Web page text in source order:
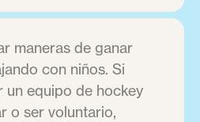
maneras de ganar
con niños. Si
un equipo de hockey
o ser voluntario,